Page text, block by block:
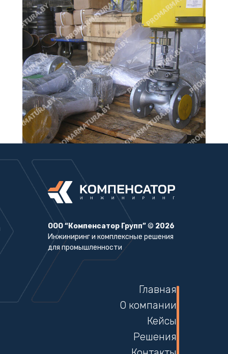
ООО “Компенсатор Групп”© 2026
Инжиниринг и комплексные решения
для промышленности
Главная
О компании
Кейсы
Решения